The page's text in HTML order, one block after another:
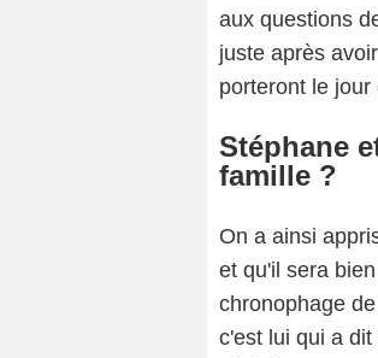
aux questions
juste après
porteront le jour
Stéphane
famille ?
On a ainsi
et qu'il sera
chronophage
c'est lui qui a dit